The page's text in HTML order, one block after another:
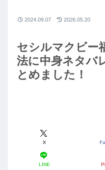
セシルマクビー
法に中身ネタバ
とめました！
X
LINE
2024.09.07 2026.05.20